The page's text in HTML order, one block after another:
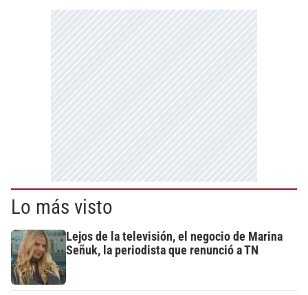
Lo más visto
Lejos de la televisión, el negocio de Marina
Señuk, la periodista que renunció a TN